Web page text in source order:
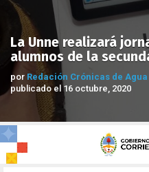
La Unne realizará
alumnos de la
por Redación Crónicas de Agua
publicado el 16 octubre, 2020